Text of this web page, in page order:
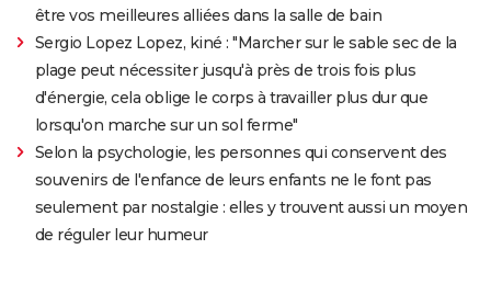
être vos meilleures alliées dans la salle de bain
Sergio Lopez Lopez, kiné : "Marcher sur le sable sec de la
plage peut nécessiter jusqu'à près de trois fois plus
d'énergie, cela oblige le corps à travailler plus dur que
lorsqu'on marche sur un sol ferme"
Selon la psychologie, les personnes qui conservent des
souvenirs de l'enfance de leurs enfants ne le font pas
seulement par nostalgie : elles y trouvent aussi un moyen
de réguler leur humeur